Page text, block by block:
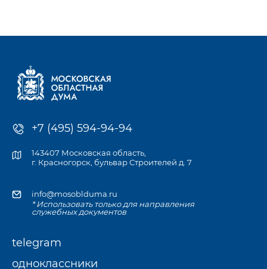
+7 (495) 594-94-94
143407 Московская область,
г. Красногорск, бульвар Строителей д. 7
info@mosoblduma.ru
* Использовать только для направления
служебных документов
telegram
одноклассники
приёмной Думы.